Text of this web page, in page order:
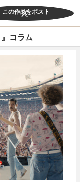
この作品をポスト
』コラム